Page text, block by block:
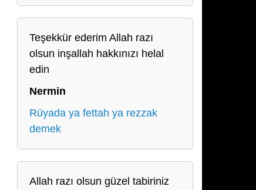
Teşekkür ederim Allah razı
olsun inşallah hakkınızı helal
edin
Nermin
Rüyada ya fettah ya rezzak
demek
Allah razı olsun güzel tabiriniz